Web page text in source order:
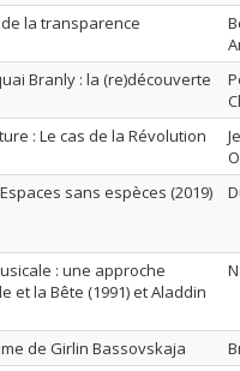
la transparence
Branly : la (re)découverte
: Le cas de la Révolution
sans espèces (2019)
: une approche
et la Bête (1991) et Aladdin
de Girlin Bassovskaja